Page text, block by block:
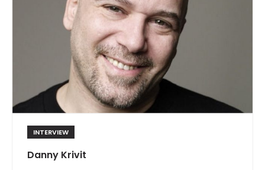
INTERVIEW
Danny Krivit